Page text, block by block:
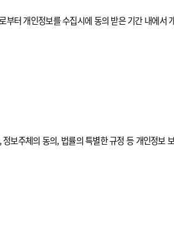
터 개인정보를 수집시에 동의 받은 기간 내에서
주체의 동의, 법률의 특별한 규정 등 개인정보